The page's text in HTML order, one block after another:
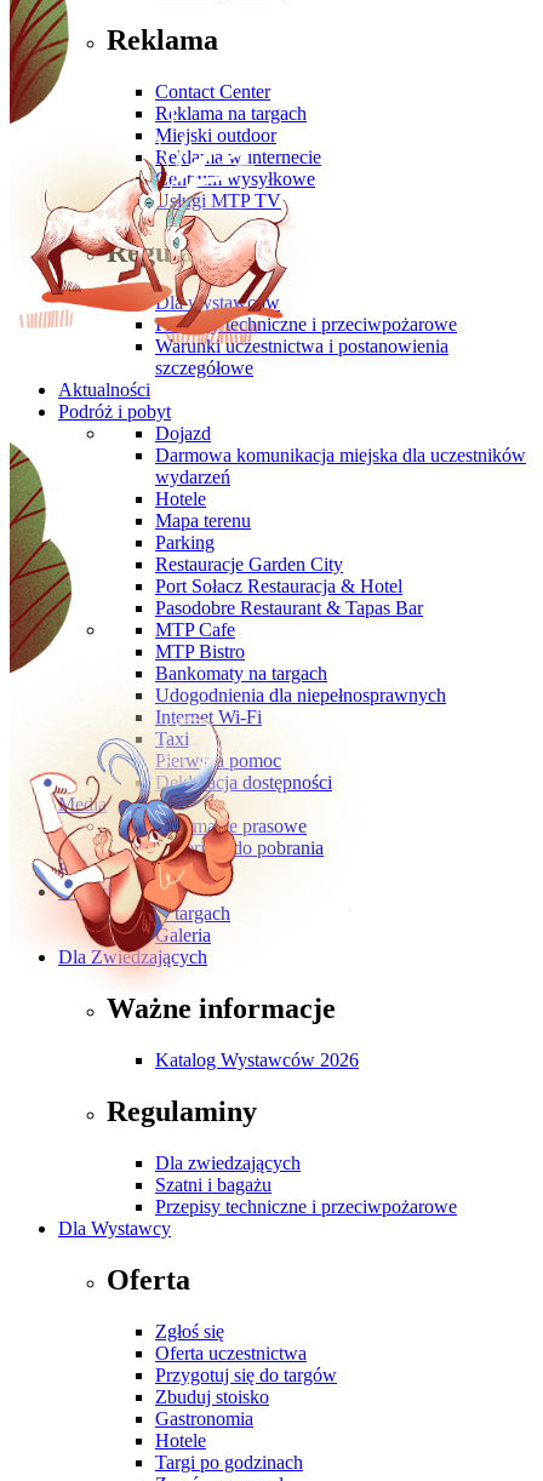
Reklama
Contact Center
Reklama na targach
Miejski outdoor
Reklama w internecie
Centrum wysyłkowe
Usługi MTP TV
Regulaminy
Dla wystawców
Przepisy techniczne i przeciwpożarowe
Warunki uczestnictwa i postanowienia
szczegółowe
Aktualności
Podróż i pobyt
Dojazd
Darmowa komunikacja miejska dla uczestników
wydarzeń
Hotele
Mapa terenu
Parking
Restauracje Garden City
Port Sołacz Restauracja & Hotel
Pasodobre Restaurant & Tapas Bar
MTP Cafe
MTP Bistro
Bankomaty na targach
Udogodnienia dla niepełnosprawnych
Internet Wi-Fi
Taxi
Pierwsza pomoc
Deklaracja dostępności
Media
Informacje prasowe
Materiały do pobrania
Kontakt
O wydarzeniu
O targach
Galeria
Dla Zwiedzających
Ważne informacje
Katalog Wystawców 2026
Regulaminy
Dla zwiedzających
Szatni i bagażu
Przepisy techniczne i przeciwpożarowe
Dla Wystawcy
Oferta
Zgłoś się
Oferta uczestnictwa
Przygotuj się do targów
Zbuduj stoisko
Gastronomia
Hotele
Targi po godzinach